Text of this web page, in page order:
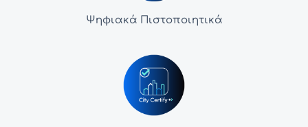
Ψηφιακά Πιστοποιητικά